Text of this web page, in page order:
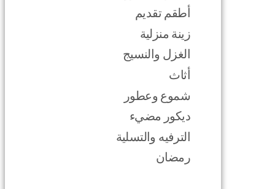
أطقم تقديم
زينة منزلية
الغزل والنسيج
أثاث
شموع وعطور
ديكور مضيء
الترفيه والتسلية
رمضان